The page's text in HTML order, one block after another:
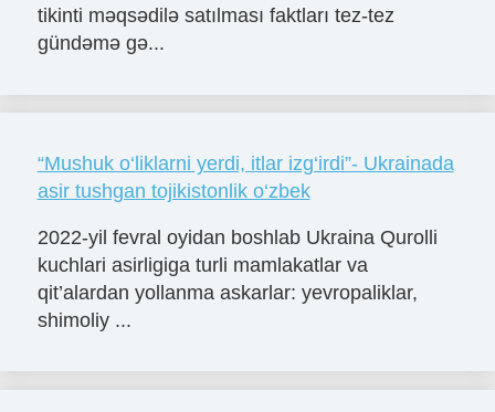
tikinti məqsədilə satılması faktları tez-tez
gündəmə gə...
“Mushuk o‘liklarni yerdi, itlar izg‘irdi”- Ukrainada
asir tushgan tojikistonlik o‘zbek
2022-yil fevral oyidan boshlab Ukraina Qurolli
kuchlari asirligiga turli mamlakatlar va
qit’alardan yollanma askarlar: yevropaliklar,
shimoliy ...